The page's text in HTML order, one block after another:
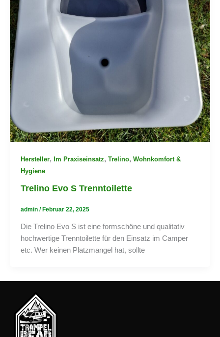
Hersteller, Im Praxiseinsatz, Trelino, Wohnkomfort &
Hygiene
Trelino Evo S Trenntoilette
admin /Februar 22, 2025
Die Trelino Evo S ist eine formschöne und qualitativ
hochwertige Trenntoilette für den Einsatz im Camper
etc. Wer keinen Platzmangel hat, sollte